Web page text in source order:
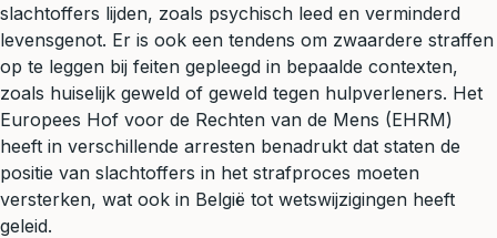
slachtoffers lijden, zoals psychisch leed en verminderd
levensgenot. Er is ook een tendens om zwaardere straffen
op te leggen bij feiten gepleegd in bepaalde contexten,
zoals huiselijk geweld of geweld tegen hulpverleners. Het
Europees Hof voor de Rechten van de Mens (EHRM)
heeft in verschillende arresten benadrukt dat staten de
positie van slachtoffers in het strafproces moeten
versterken, wat ook in België tot wetswijzigingen heeft
geleid.